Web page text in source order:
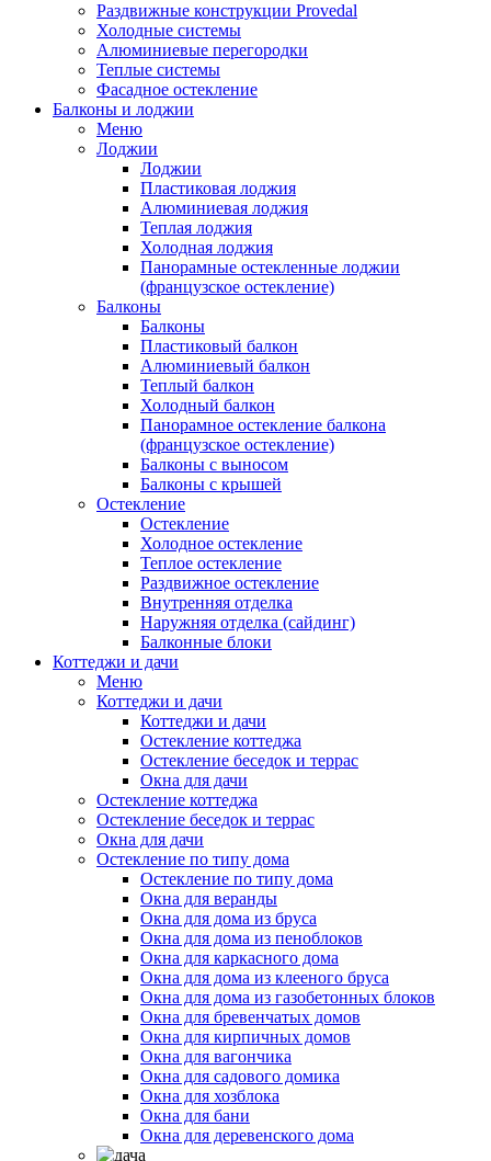
Раздвижные конструкции Provedal
Холодные системы
Алюминиевые перегородки
Теплые системы
Фасадное остекление
Балконы и лоджии
Меню
Лоджии
Лоджии
Пластиковая лоджия
Алюминиевая лоджия
Теплая лоджия
Холодная лоджия
Панорамные остекленные лоджии
(французское остекление)
Балконы
Балконы
Пластиковый балкон
Алюминиевый балкон
Теплый балкон
Холодный балкон
Панорамное остекление балкона
(французское остекление)
Балконы с выносом
Балконы с крышей
Остекление
Остекление
Холодное остекление
Теплое остекление
Раздвижное остекление
Внутренняя отделка
Наружняя отделка (сайдинг)
Балконные блоки
Коттеджи и дачи
Меню
Коттеджи и дачи
Коттеджи и дачи
Остекление коттеджа
Остекление беседок и террас
Окна для дачи
Остекление коттеджа
Остекление беседок и террас
Окна для дачи
Остекление по типу дома
Остекление по типу дома
Окна для веранды
Окна для дома из бруса
Окна для дома из пеноблоков
Окна для каркасного дома
Окна для дома из клееного бруса
Окна для дома из газобетонных блоков
Окна для бревенчатых домов
Окна для кирпичных домов
Окна для вагончика
Окна для садового домика
Окна для хозблока
Окна для бани
Окна для деревенского дома